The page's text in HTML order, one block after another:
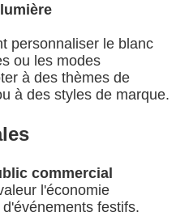
personnaliser le blanc
ou les modes
à des thèmes de
à des styles de marque.
commercial
l'économie
festifs.